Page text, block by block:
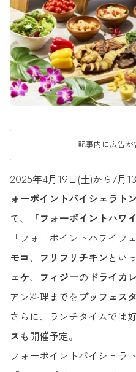
記事内に広告が
2025年4月19日(土)から7月
ォーポイントバイシェラト
て、
「フォーポイントハワ
「フォーポイントハワイフ
モコ、 フリフリチキンとい
ェケ、 フィジーの ドライカ
アン料理までを ブッフェス
さらに、ランチタイムでは
スも開催予定。
フォーポイントバイシェラ